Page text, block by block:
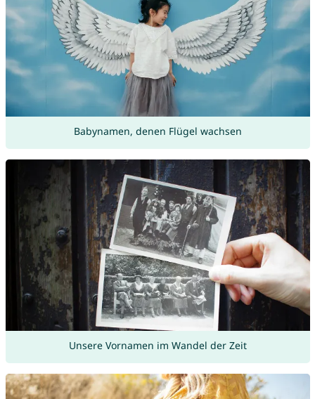
Babynamen, denen Flügel wachsen
Unsere Vornamen im Wandel der Zeit